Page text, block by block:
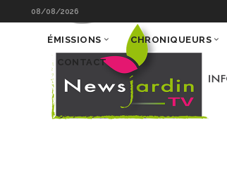
08/08/2026
ÉMISSIONS CHRONIQUEURS
CONTACT